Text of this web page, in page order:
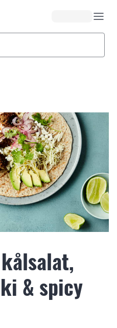
& spicy